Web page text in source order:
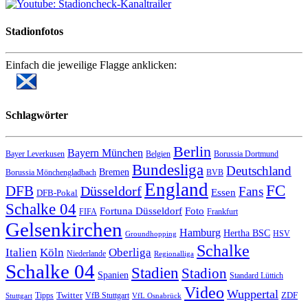
Stadionfotos
Einfach die jeweilige Flagge anklicken:
Schlagwörter
Bayer Leverkusen Bayern München Belgien Berlin Borussia Dortmund
Borussia Mönchengladbach Bremen Bundesliga BVB Deutschland
DFB DFB-Pokal DüsseldorfEngland Essen FansFC
Schalke 04 FIFA Fortuna Düsseldorf Foto Frankfurt
Gelsenkirchen Groundhopping Hamburg Hertha BSC HSV
Italien Köln Niederlande Oberliga Regionalliga Schalke
Schalke 04 Spanien Stadien Stadion Standard Lüttich
Stuttgart Tipps Twitter VfB Stuttgart VfL Osnabrück Video Wuppertal ZDF